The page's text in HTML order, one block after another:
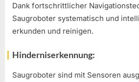
Dank fortschrittlicher
Saugroboter systematisch und
erkunden und reinigen.
Hinderniserkennung:
Saugroboter sind mit Sensoren